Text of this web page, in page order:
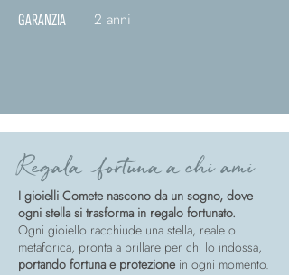
GARANZIA 2 anni
Regala fortuna a chi ami
I gioielli Comete nascono da un sogno, dove
ogni stella si trasforma in regalo fortunato.
Ogni gioiello racchiude una stella, reale o
metaforica, pronta a brillare per chi lo indossa,
portando fortuna e protezione in ogni momento.